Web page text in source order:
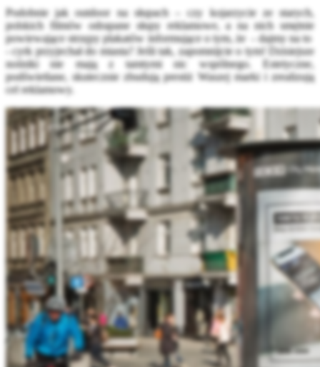
Podobnie jak outdoor na słupach – czy kojarzycie ze starych,
polskich filmów odrapane słupy reklamowe, a na nich smętnie
powiewające strzępy plakatów informujące o tym, że - dajmy na to
- cyrk przyjechał do miasta? Jeśli tak, zapomnijcie o tym! Dzisiejsze
nośniki nie mają z tamtymi nic wspólnego. Estetyczne,
podświetlane, skutecznie zbudują prestiż Waszej marki i zrealizują
cel reklamowy.